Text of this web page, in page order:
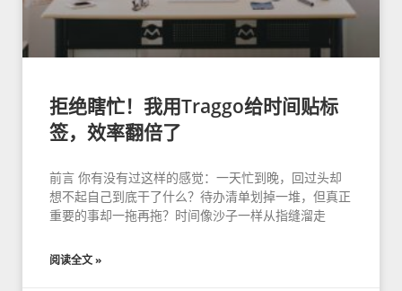
拒绝瞎忙！我用Traggo给时间贴标
签，效率翻倍了
前言 你有没有过这样的感觉：一天忙到晚，回过头却
想不起自己到底干了什么？待办清单划掉一堆，但真正
重要的事却一拖再拖？时间像沙子一样从指缝溜走
阅读全文 »